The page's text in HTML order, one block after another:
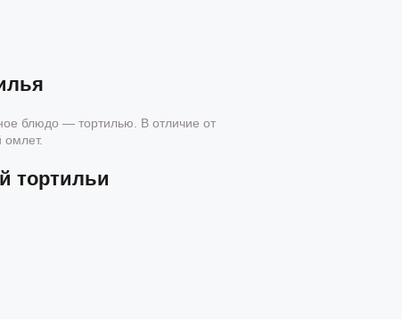
блюдо — тортилью. В отличие от
омлет.
тортильи